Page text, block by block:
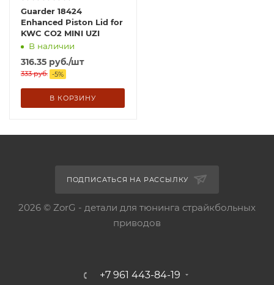
Guarder 18424
Enhanced Piston Lid for
KWC CO2 MINI UZI
В наличии
316.35 руб./шт
333руб. -5%
В КОРЗИНУ
ПОДПИСАТЬСЯ НА РАССЫЛКУ
2026 © ZorG - детали для тюнинга страйкбольных
приводов
+7 961 443-84-19